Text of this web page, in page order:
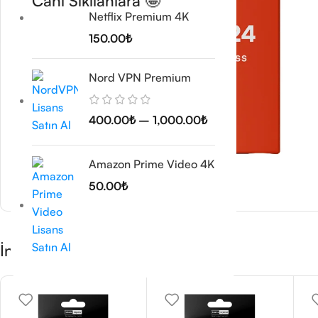
Netflix Premium 4K
150.00₺
Nord VPN Premium
400.00₺ – 1,000.00₺
Amazon Prime Video 4K
50.00₺
İndirimli Ürünleri Kaçırmayın 🤞